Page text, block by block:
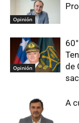
Opinión
Opinión
de
A